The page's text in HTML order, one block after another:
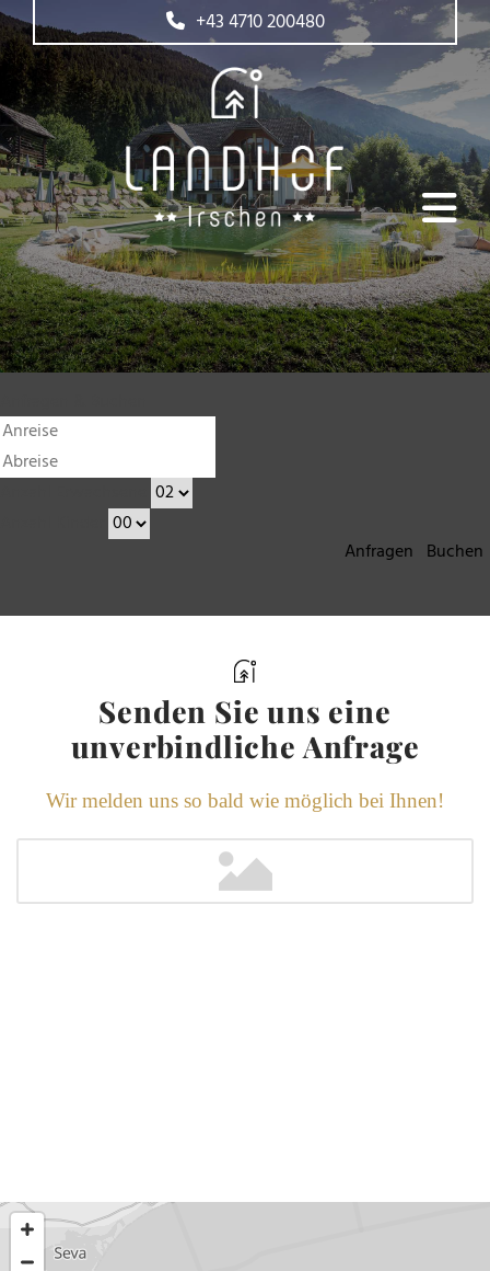
+43 4710 200480
Senden Sie uns eine
unverbindliche Anfrage
Wir melden uns so bald wie möglich bei Ihnen!